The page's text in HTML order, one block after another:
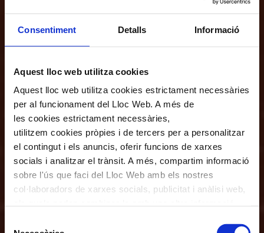
Consentiment Detalls Informació
Aquest lloc web utilitza cookies
Aquest lloc web utilitza cookies estrictament necessàries
per al funcionament del Lloc Web. A més de
les cookies estrictament necessàries,
utilitzem cookies pròpies i de tercers per a personalitzar
el contingut i els anuncis, oferir funcions de xarxes
socials i analitzar el trànsit. A més, compartim informació
sobre l'ús que faci del Lloc Web amb els nostres
col·laboradors de xarxes socials, publicitat i anàlisi web,